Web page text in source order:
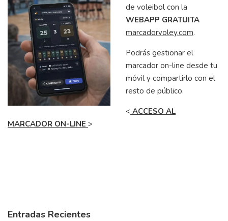
de voleibol con la
WEBAPP GRATUITA
marcadorvoley.com.
Podrás gestionar el
marcador on-line desde tu
móvil y compartirlo con el
resto de público.
< ACCESO AL
MARCADOR ON-LINE >
Entradas Recientes